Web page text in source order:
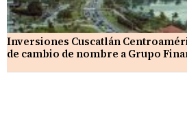
Inversiones Cuscatlán
de cambio de nombre a Grupo